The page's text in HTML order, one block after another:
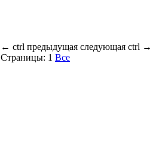
← ctrl предыдущая следующая ctrl →
Страницы: 1 Все